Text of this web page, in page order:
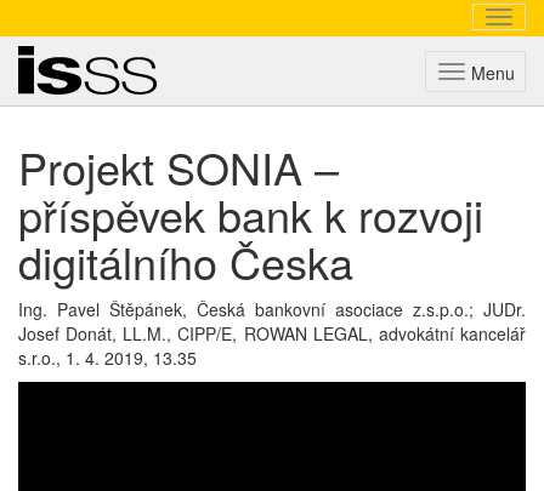
Triada
Menu
Projekt SONIA –
příspěvek bank k rozvoji
digitálního Česka
Ing. Pavel Štěpánek, Česká bankovní asociace z.s.p.o.; JUDr.
Josef Donát, LL.M., CIPP/E, ROWAN LEGAL, advokátní kancelář
s.r.o., 1. 4. 2019, 13.35